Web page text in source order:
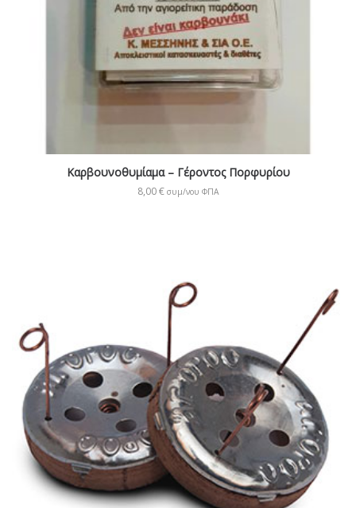
Καρβουνοθυμίαμα – Γέροντος Πορφυρίου
8,00€ συμ/νου ΦΠΑ